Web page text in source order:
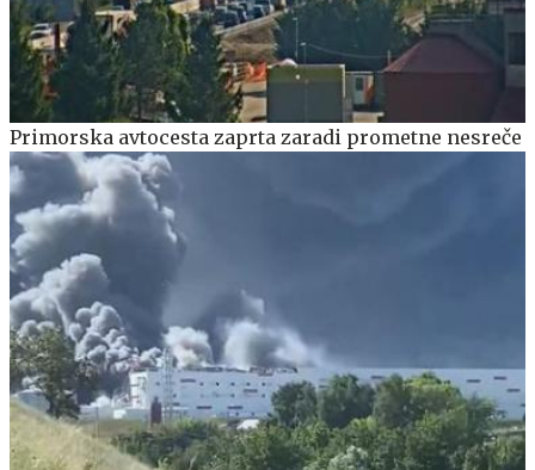
Primorska avtocesta zaprta zaradi prometne nesreče